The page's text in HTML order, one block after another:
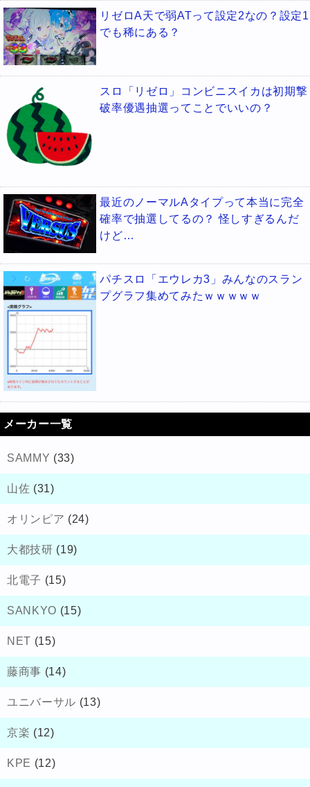
リゼロA天で弱ATって設定2なの？設定1
でも稀にある？
スロ「リゼロ」コンビニスイカは初期撃
破率優遇抽選ってことでいいの？
最近のノーマルAタイプって本当に完全
確率で抽選してるの？ 怪しすぎるんだ
けど…
パチスロ「エウレカ3」みんなのスラン
プグラフ集めてみたｗｗｗｗｗ
メーカー一覧
SAMMY (33)
山佐 (31)
オリンピア (24)
大都技研 (19)
北電子 (15)
SANKYO (15)
NET (15)
藤商事 (14)
ユニバーサル (13)
京楽 (12)
KPE (12)